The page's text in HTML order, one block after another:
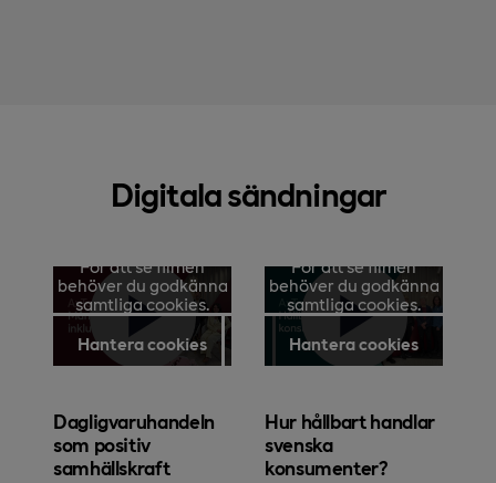
Digitala sändningar
För att se filmen
behöver du godkänna
samtliga cookies.
Hantera cookies
Dagligvaruhandeln
som positiv
samhällskraft
För att se filmen
behöver du godkänna
samtliga cookies.
Hantera cookies
Hur hållbart handlar
svenska
konsumenter?